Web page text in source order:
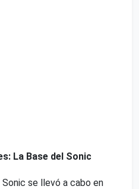
La Base del Sonic
se llevó a cabo en